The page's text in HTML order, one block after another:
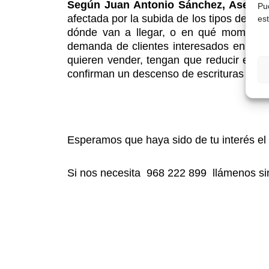
Según Juan Antonio Sánchez,
afectada por la subida de los tipos de
dónde van a llegar, o en qué
demanda de clientes interesados en
quieren vender, tengan que reducir el
confirman un descenso de escrituras de
Esperamos que haya sido de tu interés el
Si nos necesita 968 222 899 llámenos